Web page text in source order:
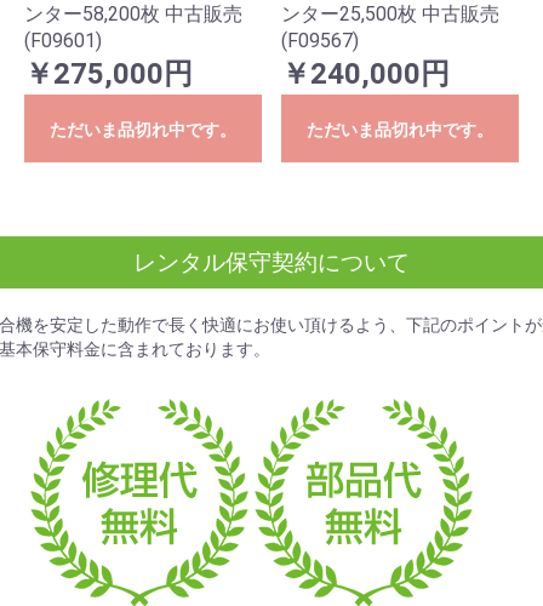
ンター58,200枚 中古販売
(F09601)
￥275,000円
ただいま品切れ中です。
ンター25,500枚 中古販売
(F09567)
￥240,000円
ただいま品切れ中です。
レンタル保守契約について
機を安定した動作で長く快適にお使い頂けるよう、下記のポイントが
本保守料金に含まれております。